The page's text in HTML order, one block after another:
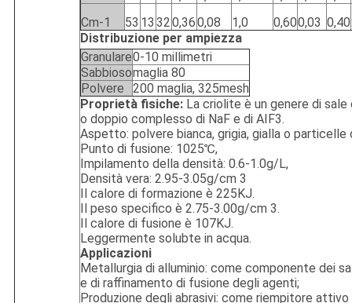
Cm-1
53 13 320,360,08 1,0 0,600,03 0,40
Distribuzione per ampiezza
Granulare0-10 millimetri
Sabbiosomaglia 80
Polvere
200 maglia, 325mesh
Proprietà fisiche:La criolite è un genere di
o doppio complesso di NaF e di AIF3.
Aspetto: polvere bianca, grigia, gialla o particelle
Punto di fusione: 1025℃,
Impilamento della densità: 0.6-1.0g/L,
Densità vera: 2.95-3.05g/cm 3
Il calore di formazione è 225KJ.
Il peso specifico è 2.75-3.00g/cm 3.
Il calore di fusione è 107KJ.
Leggermente solubte in acqua.
Applicazioni
Metallurgia di alluminio: come componente dei
e di raffinamento di fusione degli agenti;
Produzione degli abrasivi: come riempitore attivo